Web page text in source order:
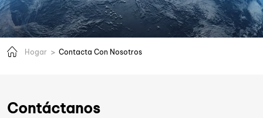
Hogar Contacta Con Nosotros
Contáctanos